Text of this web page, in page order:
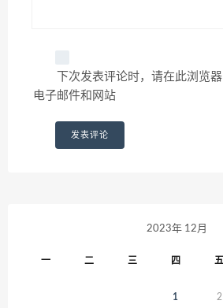
下次发表评论时，请在此浏览
电子邮件和网站
2023年 12月
一 二 三 四 五
1 2